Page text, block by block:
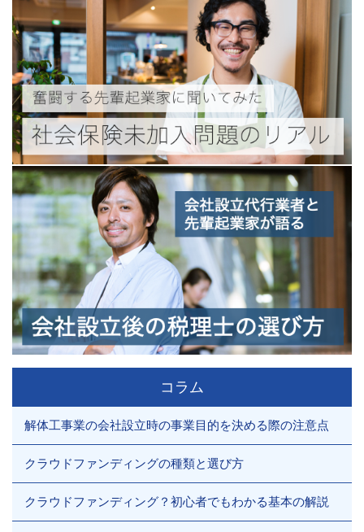
コラム
解体工事業の会社設立時の事業目的を決める際の注意点
クラウドファンディングの種類と選び方
クラウドファンディング？初心者でもわかる基本の解説